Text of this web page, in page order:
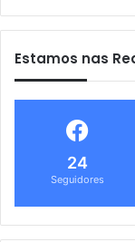
Estamos nas
24
Seguidores